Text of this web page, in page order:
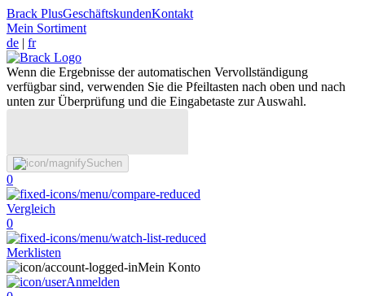
Brack PlusGeschäftskundenKontakt
Mein Sortiment
de | fr
Wenn die Ergebnisse der automatischen Vervollständigung
verfügbar sind, verwenden Sie die Pfeiltasten nach oben und nach
unten zur Überprüfung und die Eingabetaste zur Auswahl.
Suchen
0
Vergleich
0
Merklisten
Mein Konto
Anmelden